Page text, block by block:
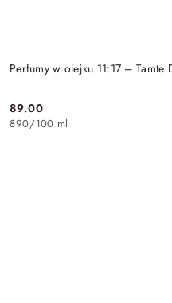
Perfumy w olejku 11:17 –
Cena:
89.00
890/100 ml